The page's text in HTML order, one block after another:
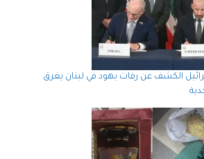
الكشف عن رفات يهود في لبنان يغرق